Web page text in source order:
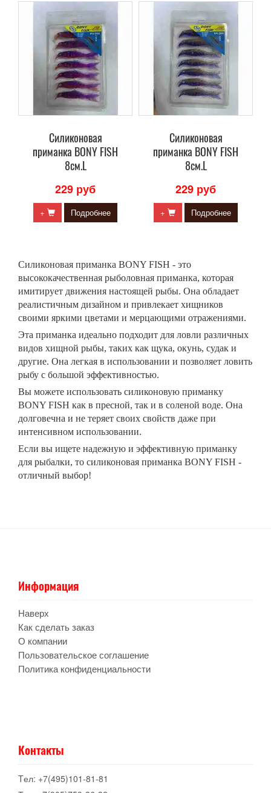
Силиконовая
приманка BONY FISH
8см.L
229 руб
+ Подробнее
Силиконовая
приманка BONY FISH
8см.L
229 руб
+ Подробнее
Силиконовая приманка BONY FISH - это
высококачественная рыболовная приманка, которая
имитирует движения настоящей рыбы. Она обладает
реалистичным дизайном и привлекает хищников
своими яркими цветами и мерцающими отражениями.
Эта приманка идеально подходит для ловли различных
видов хищной рыбы, таких как щука, окунь, судак и
другие. Она легкая в использовании и позволяет ловить
рыбу с большой эффективностью.
Вы можете использовать силиконовую приманку
BONY FISH как в пресной, так и в соленой воде. Она
долговечна и не теряет своих свойств даже при
интенсивном использовании.
Если вы ищете надежную и эффективную приманку
для рыбалки, то силиконовая приманка BONY FISH -
отличный выбор!
Информация
Наверх
Как сделать заказ
О компании
Пользовательское соглашение
Политика конфиденциальности
Контакты
Tел: +7(495)101-81-81